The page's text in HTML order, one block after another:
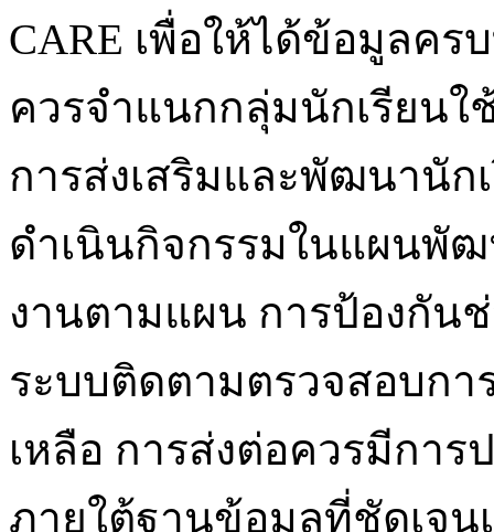
CARE เพื่อให้ได้ข้อมูลค
ควรจำแนกกลุ่มนักเรียน
การส่งเสริมและพัฒนานัก
ดำเนินกิจกรรมในแผนพั
งานตามแผน การป้องกัน
ระบบติดตามตรวจสอบกา
เหลือ การส่งต่อควรมีกา
ภายใต้ฐานข้อมูลที่ชัดเจน